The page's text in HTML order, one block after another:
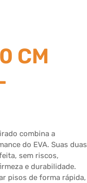
CM
combina a
do EVA. Suas duas
sem riscos,
e durabilidade.
pisos de forma rápida,